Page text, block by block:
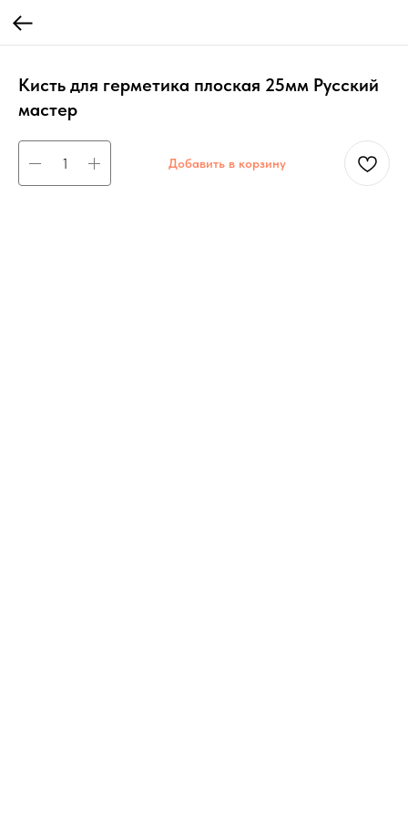
Кисть для герметика плоская 25мм Русский
мастер
Добавить в корзину